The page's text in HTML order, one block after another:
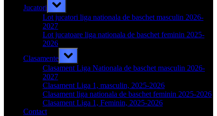
Jucatori
Toggle
sub-
menu
Lot jucatori liga nationala de baschet masculin 2026-
2027
Lot jucatoare liga nationala de baschet feminin 2025-
2026
Clasamente
Toggle
sub-
menu
Clasament Liga Nationala de baschet masculin 2026-
2027
Clasament Liga 1, masculin, 2025-2026
Clasament liga nationala de baschet feminin 2025-2026
Clasament Liga 1, Feminin, 2025-2026
Contact